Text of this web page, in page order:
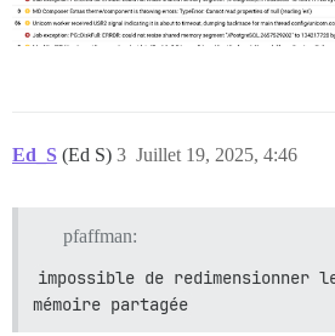
Ed_S (Ed S) Juillet 19, 2025, 4:46
3
pfaffman:
impossible de redimensionner
mémoire partagée